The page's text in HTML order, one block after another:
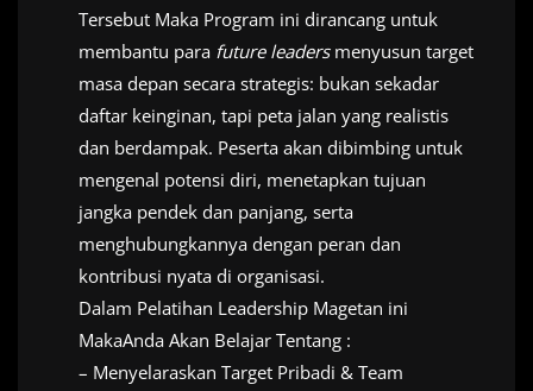
Tersebut Maka Program ini dirancang untuk
membantu para future leadersmenyusun target
masa depan secara strategis: bukan sekadar
daftar keinginan, tapi peta jalan yang realistis
dan berdampak. Peserta akan dibimbing untuk
mengenal potensi diri, menetapkan tujuan
jangka pendek dan panjang, serta
menghubungkannya dengan peran dan
kontribusi nyata di organisasi.
Dalam Pelatihan Leadership Magetan ini
MakaAnda Akan Belajar Tentang :
– Menyelaraskan Target Pribadi & Team